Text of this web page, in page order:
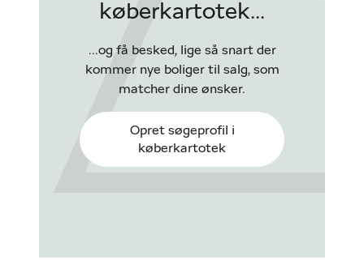
køberkartotek...
...og få besked, lige så snart der
kommer nye boliger til salg, som
matcher dine ønsker.
Opret søgeprofil i
køberkartotek